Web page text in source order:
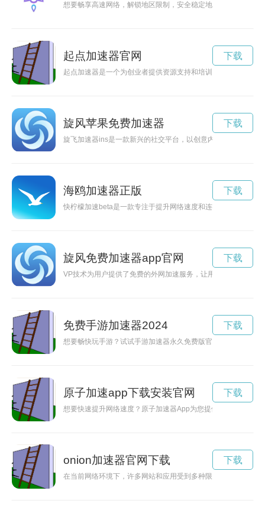
想要畅享高速网络，解锁地区限制，安全稳定地畅游互联网世
起点加速器官网
起点加速器是一个为创业者提供资源支持和培训服务的平台，
下载
旋风苹果免费加速器
旋飞加速器ins是一款新兴的社交平台，以创意内容和电子商务
下载
海鸥加速器正版
快柠檬加速beta是一款专注于提升网络速度和连接稳定性的软
下载
旋风免费加速器app官网
VP技术为用户提供了免费的外网加速服务，让用户可以无阻畅
下载
免费手游加速器2024
想要畅快玩手游？试试手游加速器永久免费版官方，让你畅享游
下载
原子加速app下载安装官网
想要快速提升网络速度？原子加速器App为您提供高效的加速
下载
onion加速器官网下载
在当前网络环境下，许多网站和应用受到多种限制，为了突破
下载